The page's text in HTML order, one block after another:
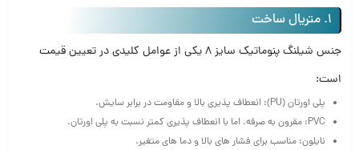
1. متریال ساخت
جنس شیلنگ پنوماتیک سایز 8 یکی از عوامل کلیدی در تعیین قیمت
است:
پلی‌ اورتان (PU): انعطاف‌ پذیری بالا و مقاومت در برابر سایش.
PVC: مقرون‌ به‌ صرفه، اما با انعطاف‌ پذیری کمتر نسبت به پلی‌ اورتان.
نایلون: مناسب برای فشار های بالا و دما های متغیر.